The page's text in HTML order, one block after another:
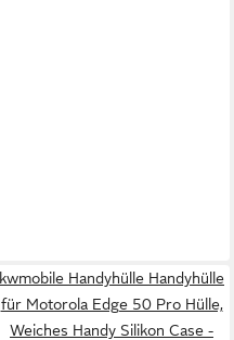
kwmobile Handyhülle Handyhülle
für Motorola Edge 50 Pro Hülle,
Weiches Handy Silikon Case -